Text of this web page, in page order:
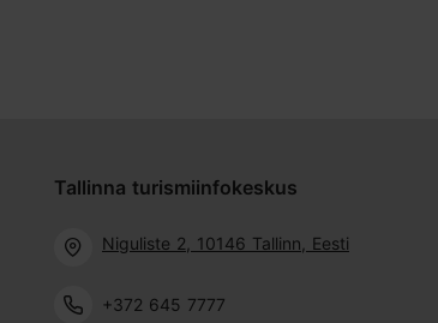
Tallinna turismiinfokeskus
Niguliste 2, 10146 Tallinn, Eesti
+372 645 7777